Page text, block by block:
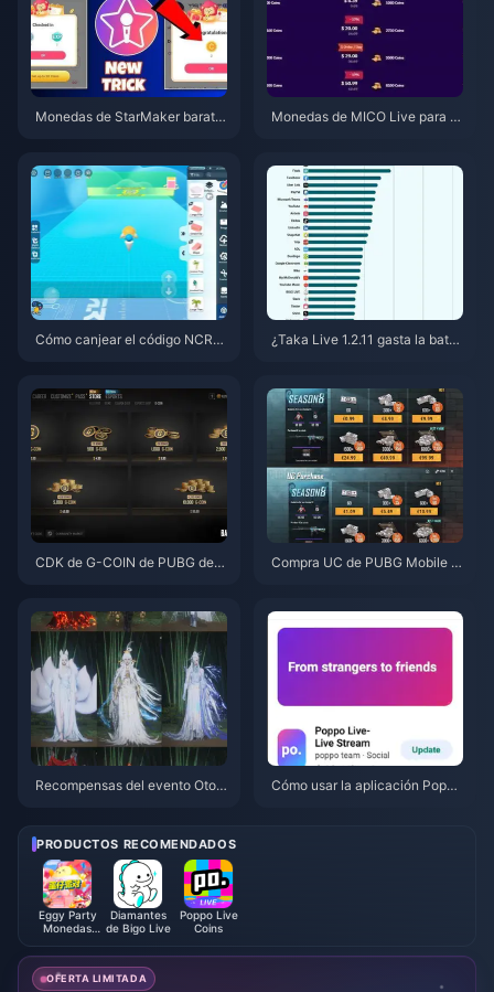
Monedas de StarMaker barata
ento)
Monedas de MICO Live para M
Cómo canjear el código NCRC
¿Taka Live 1.2.11 gasta la bater
ausas y soluciones
CDK de G-COIN de PUBG de j
43?
Compra UC de PUBG Mobile b
6): costes, mejores paquetes y
recarga segura
Recompensas del evento Otoñ
mpleta, moneda y prioridad
Cómo usar la aplicación Poppo
PRODUCTOS RECOMENDADOS
Eggy Party
Monedas
Diamantes
de Bigo Live
Poppo Live
Coins
OFERTA LIMITADA